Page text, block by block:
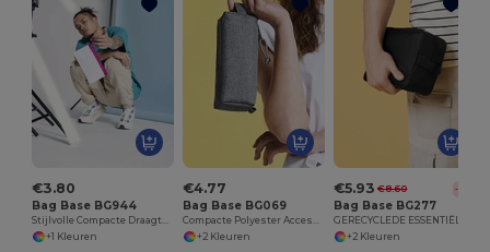
€3.80
Bag Base BG944
Stijlvolle Compacte Draagtas voor Mannen
+1 Kleuren
€4.77
Bag Base BG069
Compacte Polyester Accessoire Tas met Rits
+2 Kleuren
€5.93 €8.60 -31%
Bag Base BG277
+2 Kleuren